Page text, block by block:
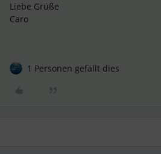
Liebe Grüße
Caro
1 Personen gefällt dies